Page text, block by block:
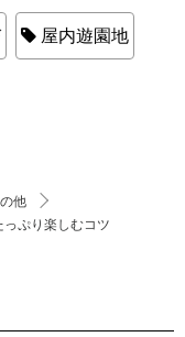
屋内遊園地
他
ぷり楽しむコツ